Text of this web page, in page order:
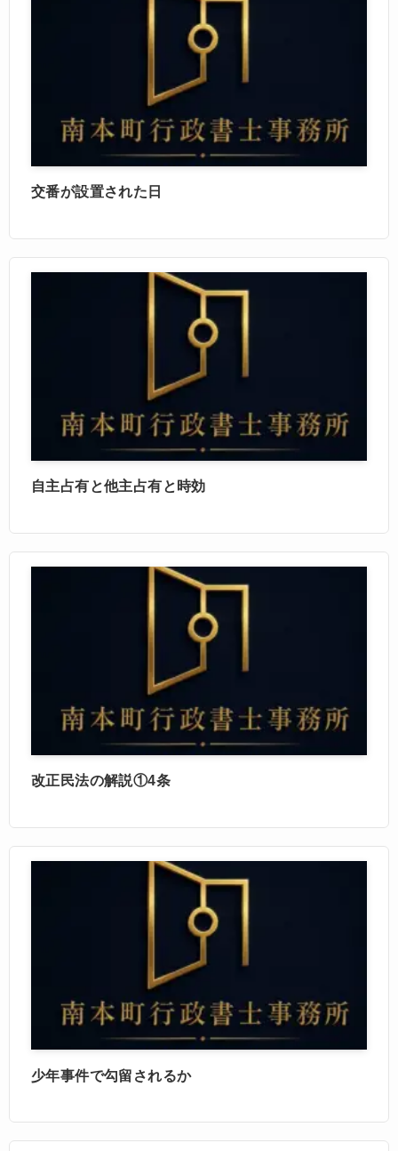
交番が設置された日
自主占有と他主占有と時効
改正民法の解説①4条
少年事件で勾留されるか